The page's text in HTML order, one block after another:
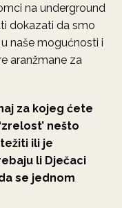
na underground
dokazati da smo
naše mogućnosti i
aranžmane za
za kojeg ćete
nešto
ili je
li Dječaci
se jednom